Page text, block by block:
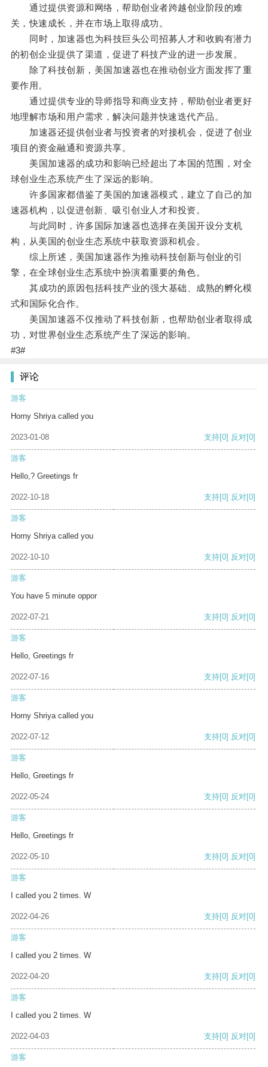
通过提供资源和网络，帮助创业者跨越创业阶段的难
关，快速成长，并在市场上取得成功。
同时，加速器也为科技巨头公司招募人才和收购有潜力
的初创企业提供了渠道，促进了科技产业的进一步发展。
除了科技创新，美国加速器也在推动创业方面发挥了重
要作用。
通过提供专业的导师指导和商业支持，帮助创业者更好
地理解市场和用户需求，解决问题并快速迭代产品。
加速器还提供创业者与投资者的对接机会，促进了创业
项目的资金融通和资源共享。
美国加速器的成功和影响已经超出了本国的范围，对全
球创业生态系统产生了深远的影响。
许多国家都借鉴了美国的加速器模式，建立了自己的加
速器机构，以促进创新、吸引创业人才和投资。
与此同时，许多国际加速器也选择在美国开设分支机
构，从美国的创业生态系统中获取资源和机会。
综上所述，美国加速器作为推动科技创新与创业的引
擎，在全球创业生态系统中扮演着重要的角色。
其成功的原因包括科技产业的强大基础、成熟的孵化模
式和国际化合作。
美国加速器不仅推动了科技创新，也帮助创业者取得成
功，对世界创业生态系统产生了深远的影响。
#3#
评论
游客
Horny Shriya called you
2023-01-08 支持[0] 反对[0]
游客
Hello,? Greetings fr
2022-10-18 支持[0] 反对[0]
游客
Horny Shriya called you
2022-10-10 支持[0] 反对[0]
游客
You have 5 minute oppor
2022-07-21 支持[0] 反对[0]
游客
Hello, Greetings fr
2022-07-16 支持[0] 反对[0]
游客
Horny Shriya called you
2022-07-12 支持[0] 反对[0]
游客
Hello, Greetings fr
2022-05-24 支持[0] 反对[0]
游客
Hello, Greetings fr
2022-05-10 支持[0] 反对[0]
游客
I called you 2 times. W
2022-04-26 支持[0] 反对[0]
游客
I called you 2 times. W
2022-04-20 支持[0] 反对[0]
游客
I called you 2 times. W
2022-04-03 支持[0] 反对[0]
游客